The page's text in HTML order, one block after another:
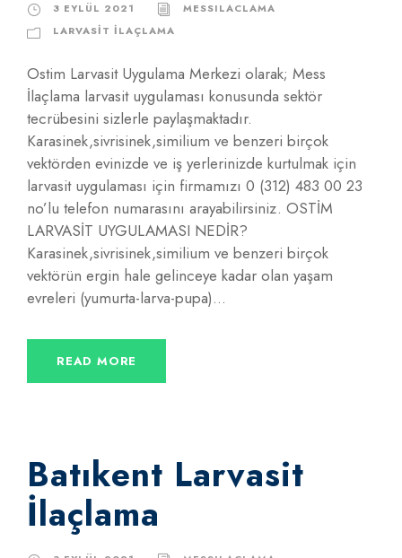
3 EYLÜL 2021
MESSILACLAMA
LARVASIT İLAÇLAMA
Ostim Larvasit Uygulama Merkezi olarak; Mess
İlaçlama larvasit uygulaması konusunda sektör
tecrübesini sizlerle paylaşmaktadır.
Karasinek,sivrisinek,similium ve benzeri birçok
vektörden evinizde ve iş yerlerinizde kurtulmak için
larvasit uygulaması için firmamızı 0 (312) 483 00 23
no’lu telefon numarasını arayabilirsiniz. OSTİM
LARVASİT UYGULAMASI NEDİR?
Karasinek,sivrisinek,similium ve benzeri birçok
vektörün ergin hale gelinceye kadar olan yaşam
evreleri (yumurta-larva-pupa)...
READ MORE
Batıkent Larvasit
İlaçlama